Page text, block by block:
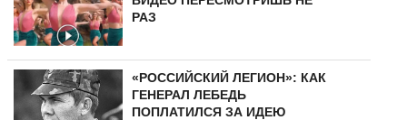
РАЗ
«РОССИЙСКИЙ ЛЕГИОН»: КАК
ГЕНЕРАЛ ЛЕБЕДЬ
ПОПЛАТИЛСЯ ЗА ИДЕЮ